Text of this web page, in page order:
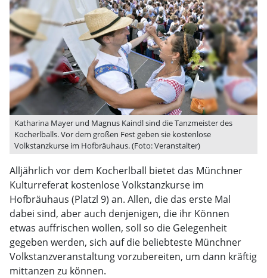
Katharina Mayer und Magnus Kaindl sind die Tanzmeister des
Kocherlballs. Vor dem großen Fest geben sie kostenlose
Volkstanzkurse im Hofbräuhaus. (Foto: Veranstalter)
Alljährlich vor dem Kocherlball bietet das Münchner
Kulturreferat kostenlose Volkstanzkurse im
Hofbräuhaus (Platzl 9) an. Allen, die das erste Mal
dabei sind, aber auch denjenigen, die ihr Können
etwas auffrischen wollen, soll so die Gelegenheit
gegeben werden, sich auf die beliebteste Münchner
Volkstanzveranstaltung vorzubereiten, um dann kräftig
mittanzen zu können.